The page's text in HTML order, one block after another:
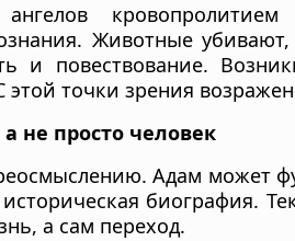
ангелов
Животные
и повествование.
этой точки зрения
не просто человек
Адам может
биография.
а сам переход.